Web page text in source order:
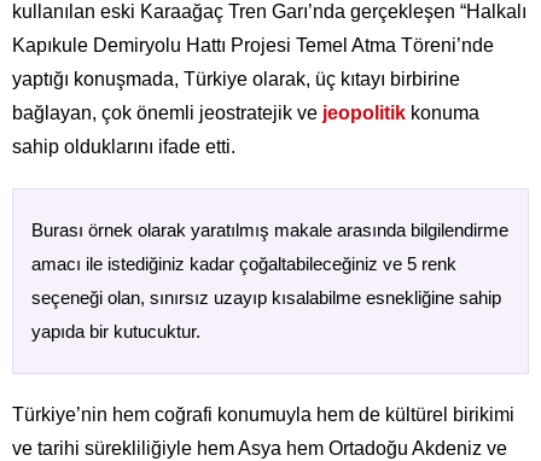
kullanılan eski Karaağaç Tren Garı’nda gerçekleşen “Halkalı
Kapıkule Demiryolu Hattı Projesi Temel Atma Töreni’nde
yaptığı konuşmada, Türkiye olarak, üç kıtayı birbirine
bağlayan, çok önemli jeostratejik ve jeopolitik konuma
sahip olduklarını ifade etti.
Burası örnek olarak yaratılmış makale arasında bilgilendirme
amacı ile istediğiniz kadar çoğaltabileceğiniz ve 5 renk
seçeneği olan, sınırsız uzayıp kısalabilme esnekliğine sahip
yapıda bir kutucuktur.
Türkiye’nin hem coğrafi konumuyla hem de kültürel birikimi
ve tarihi sürekliliğiyle hem Asya hem Ortadoğu Akdeniz ve